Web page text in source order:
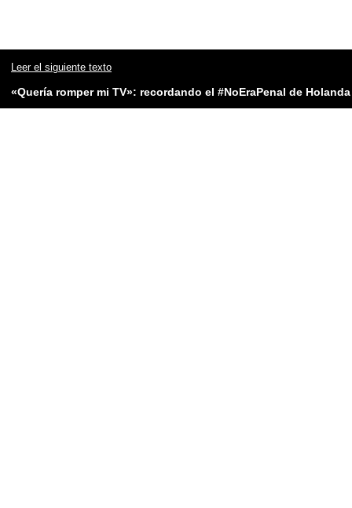
Leer el siguiente texto
«Quería romper mi TV»: recordando el #NoEraPenal de